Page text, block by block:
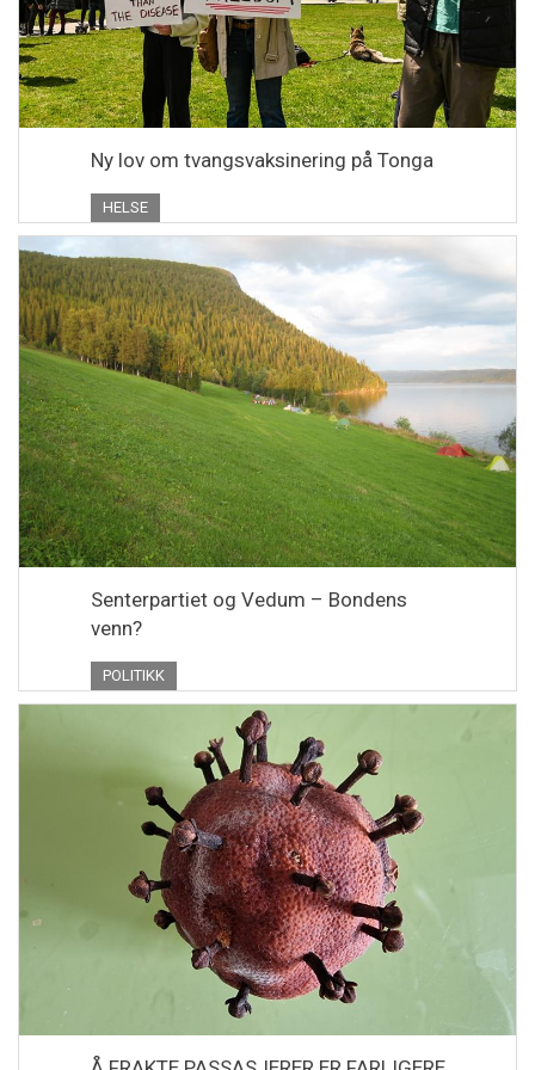
Ny lov om tvangsvaksinering på Tonga
HELSE
Senterpartiet og Vedum – Bondens
venn?
POLITIKK